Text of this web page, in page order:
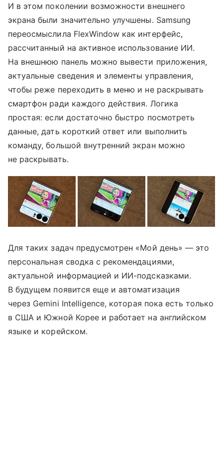
И в этом поколении возможности внешнего
экрана были значительно улучшены. Samsung
переосмыслила FlexWindow как интерфейс,
рассчитанный на активное использование ИИ.
На внешнюю панель можно вывести приложения,
актуальные сведения и элементы управления,
чтобы реже переходить в меню и не раскрывать
смартфон ради каждого действия. Логика
простая: если достаточно быстро посмотреть
данные, дать короткий ответ или выполнить
команду, большой внутренний экран можно
не раскрывать.
Для таких задач предусмотрен «Мой день» — это
персональная сводка с рекомендациями,
актуальной информацией и ИИ-подсказками.
В будущем появится еще и автоматизация
через Gemini Intelligence, которая пока есть только
в США и Южной Корее и работает на английском
языке и корейском.